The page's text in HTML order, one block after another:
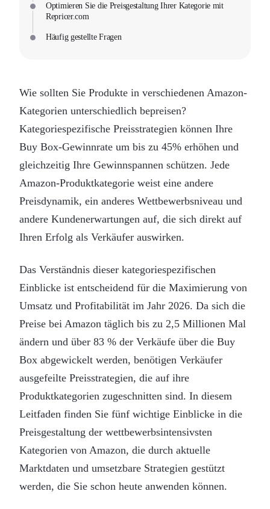
Optimieren Sie die Preisgestaltung Ihrer Kategorie mit
Repricer.com
Häufig gestellte Fragen
Wie sollten Sie Produkte in verschiedenen Amazon-
Kategorien unterschiedlich bepreisen?
Kategoriespezifische Preisstrategien können Ihre
Buy Box-Gewinnrate um bis zu 45% erhöhen und
gleichzeitig Ihre Gewinnspannen schützen. Jede
Amazon-Produktkategorie weist eine andere
Preisdynamik, ein anderes Wettbewerbsniveau und
andere Kundenerwartungen auf, die sich direkt auf
Ihren Erfolg als Verkäufer auswirken.
Das Verständnis dieser kategoriespezifischen
Einblicke ist entscheidend für die Maximierung von
Umsatz und Profitabilität im Jahr 2026. Da sich die
Preise bei Amazon täglich bis zu 2,5 Millionen Mal
ändern und über 83 % der Verkäufe über die Buy
Box abgewickelt werden, benötigen Verkäufer
ausgefeilte Preisstrategien, die auf ihre
Produktkategorien zugeschnitten sind. In diesem
Leitfaden finden Sie fünf wichtige Einblicke in die
Preisgestaltung der wettbewerbsintensivsten
Kategorien von Amazon, die durch aktuelle
Marktdaten und umsetzbare Strategien gestützt
werden, die Sie schon heute anwenden können.